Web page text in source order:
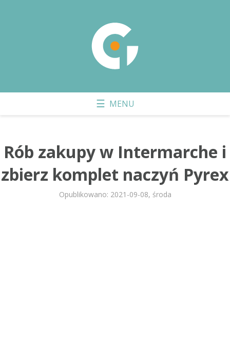
Rób zakupy w Intermarche i
zbierz komplet naczyń Pyrex
Opublikowano: 2021-09-08, środa